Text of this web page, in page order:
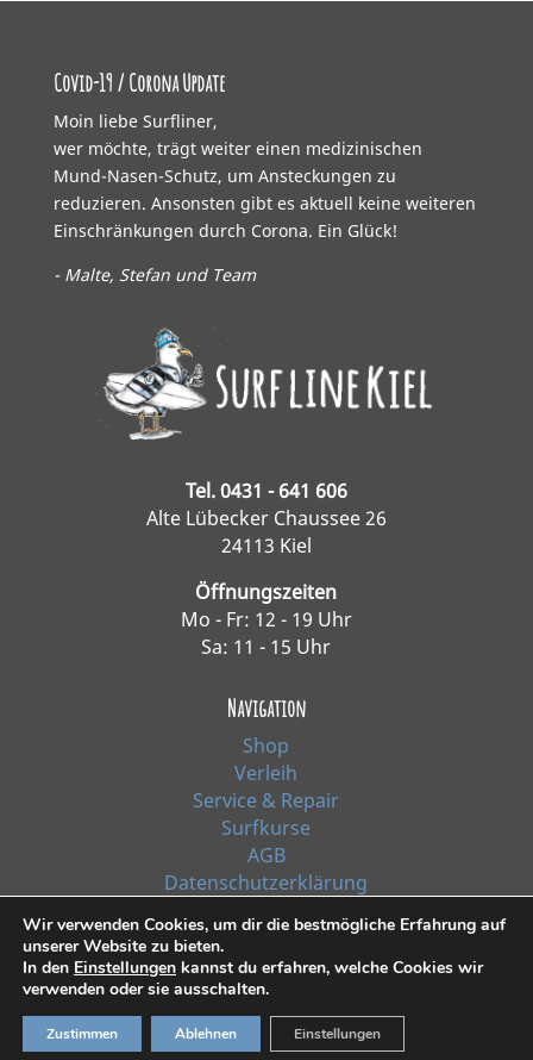
Covid-19 / Corona Update
Moin liebe Surfliner,
wer möchte, trägt weiter einen medizinischen
Mund-Nasen-Schutz, um Ansteckungen zu
reduzieren. Ansonsten gibt es aktuell keine weiteren
Einschränkungen durch Corona. Ein Glück!
- Malte, Stefan und Team
Tel. 0431 - 641 606
Alte Lübecker Chaussee 26
24113 Kiel
Öffnungszeiten
Mo - Fr: 12 - 19 Uhr
Sa: 11 - 15 Uhr
Navigation
Shop
Verleih
Service & Repair
Surfkurse
AGB
Datenschutzerklärung
*Alle Preise inkl. Ust. zzgl. Versandkosten
© 2021, Surf Line GmbH Kiel | Design:
Wir verwenden Cookies, um dir die bestmögliche Erfahrung auf
unserer Website zu bieten.
In den Einstellungen kannst du erfahren, welche Cookies wir
verwenden oder sie ausschalten.
Zustimmen Ablehnen Einstellungen